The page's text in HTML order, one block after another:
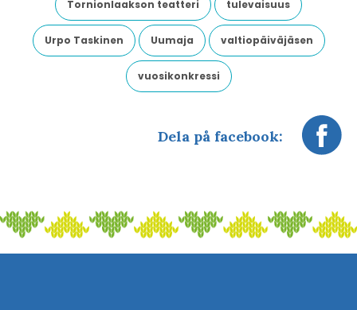
Tornionlaakson teatteri tulevaisuus
Urpo Taskinen Uumaja valtiopäiväjäsen
vuosikonkressi
Dela på facebook: